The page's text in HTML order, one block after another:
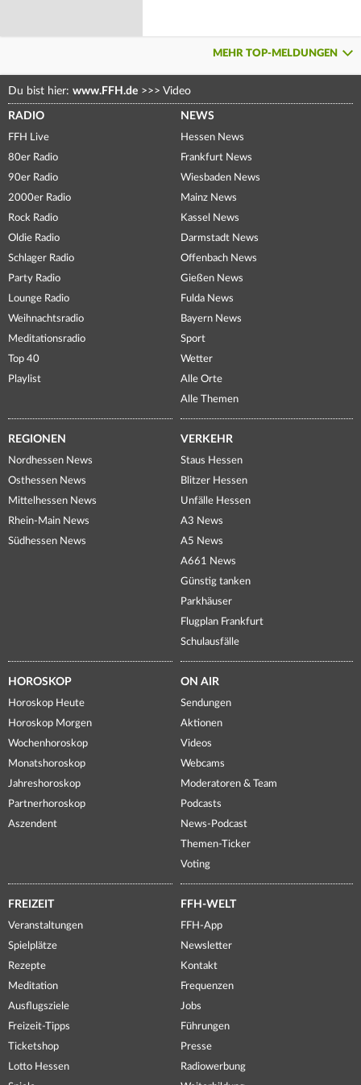
MEHR TOP-MELDUNGEN
Du bist hier: www.FFH.de >>> Video
RADIO
FFH Live
80er Radio
90er Radio
2000er Radio
Rock Radio
Oldie Radio
Schlager Radio
Party Radio
Lounge Radio
Weihnachtsradio
Meditationsradio
Top 40
Playlist
NEWS
Hessen News
Frankfurt News
Wiesbaden News
Mainz News
Kassel News
Darmstadt News
Offenbach News
Gießen News
Fulda News
Bayern News
Sport
Wetter
Alle Orte
Alle Themen
REGIONEN
Nordhessen News
Osthessen News
Mittelhessen News
Rhein-Main News
Südhessen News
VERKEHR
Staus Hessen
Blitzer Hessen
Unfälle Hessen
A3 News
A5 News
A661 News
Günstig tanken
Parkhäuser
Flugplan Frankfurt
Schulausfälle
HOROSKOP
Horoskop Heute
Horoskop Morgen
Wochenhoroskop
Monatshoroskop
Jahreshoroskop
Partnerhoroskop
Aszendent
ON AIR
Sendungen
Aktionen
Videos
Webcams
Moderatoren & Team
Podcasts
News-Podcast
Themen-Ticker
Voting
FREIZEIT
Veranstaltungen
Spielplätze
Rezepte
Meditation
Ausflugsziele
Freizeit-Tipps
Ticketshop
Lotto Hessen
FFH-WELT
FFH-App
Newsletter
Kontakt
Frequenzen
Jobs
Führungen
Presse
Radiowerbung